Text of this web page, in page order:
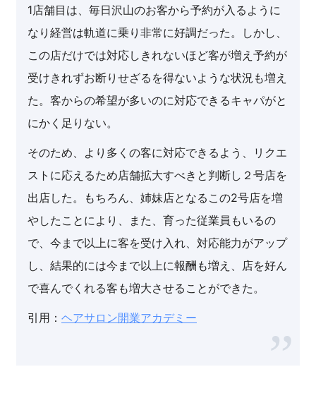
1店舗目は、毎日沢山のお客から予約が入るように
なり経営は軌道に乗り非常に好調だった。しかし、
この店だけでは対応しきれないほど客が増え予約が
受けきれずお断りせざるを得ないような状況も増え
た。客からの希望が多いのに対応できるキャパがと
にかく足りない。
そのため、より多くの客に対応できるよう、リクエ
ストに応えるため店舗拡大すべきと判断し２号店を
出店した。もちろん、姉妹店となるこの2号店を増
やしたことにより、また、育った従業員もいるの
で、今まで以上に客を受け入れ、対応能力がアップ
し、結果的には今まで以上に報酬も増え、店を好ん
で喜んでくれる客も増大させることができた。
引用： ヘアサロン開業アカデミー